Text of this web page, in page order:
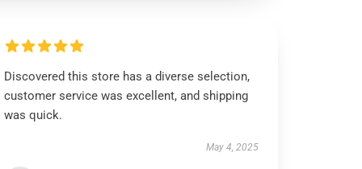
Discovered this store has a diverse selection,
customer service was excellent, and shipping
was quick.
May 4, 2025